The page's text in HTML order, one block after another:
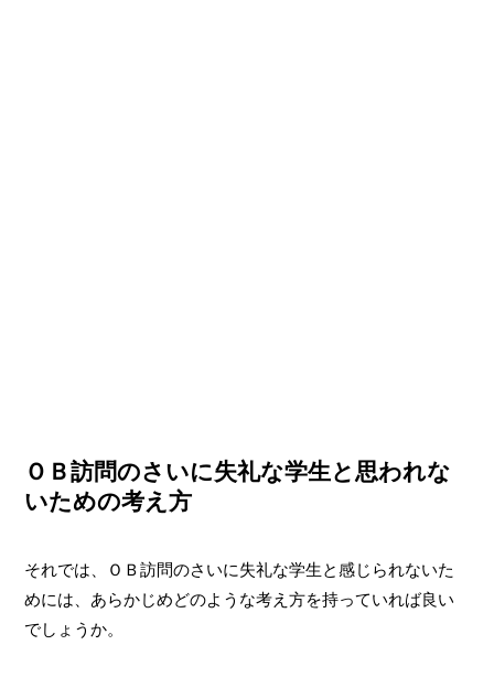
ＯＢ訪問のさいに失礼な学生と思われな
いための考え方
それでは、ＯＢ訪問のさいに失礼な学生と感じられないた
めには、あらかじめどのような考え方を持っていれば良い
でしょうか。